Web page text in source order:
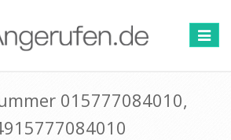
Toggle
015777084010,